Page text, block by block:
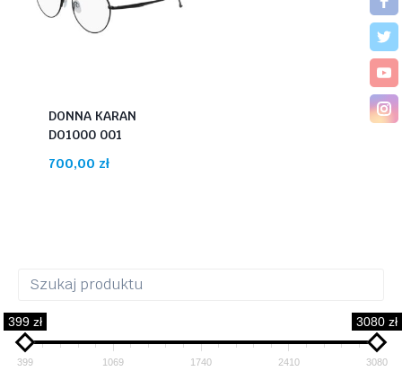
DONNA KARAN
DO1000 001
700,00 zł
399 zł 3080 zł
399 1069 1740 2410 3080